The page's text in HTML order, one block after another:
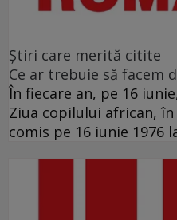
Ştiri care merită citite
Ce ar trebuie să facem
În fiecare an, pe 16
Ziua copilului african,
comis pe 16 iunie 1976